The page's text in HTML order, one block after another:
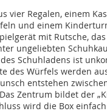
vier Regalen, einem
und einem
mit Rutsche,
ungeliebten
Schuhladens ist
des Würfels werden
entstehen
Zentrum bildet der
wird die Box